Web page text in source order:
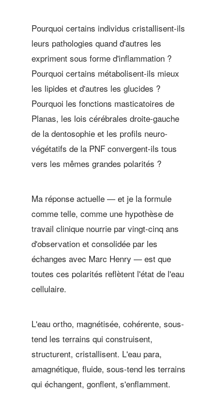
Pourquoi certains individus cristallisent-ils
leurs pathologies quand d'autres les
expriment sous forme d'inflammation ?
Pourquoi certains métabolisent-ils mieux
les lipides et d'autres les glucides ?
Pourquoi les fonctions masticatoires de
Planas, les lois cérébrales droite-gauche
de la dentosophie et les profils neuro-
végétatifs de la PNF convergent-ils tous
vers les mêmes grandes polarités ?
Ma réponse actuelle — et je la formule
comme telle, comme une hypothèse de
travail clinique nourrie par vingt-cinq ans
d'observation et consolidée par les
échanges avec Marc Henry — est que
toutes ces polarités reflètent l'état de l'eau
cellulaire.
L'eau ortho, magnétisée, cohérente, sous-
tend les terrains qui construisent,
structurent, cristallisent. L'eau para,
amagnétique, fluide, sous-tend les terrains
qui échangent, gonflent, s'enflamment.